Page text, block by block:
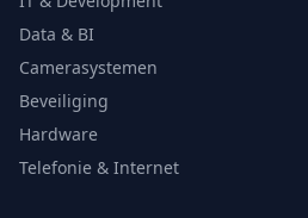
Data & BI
Camerasystemen
Beveiliging
Hardware
Telefonie & Internet